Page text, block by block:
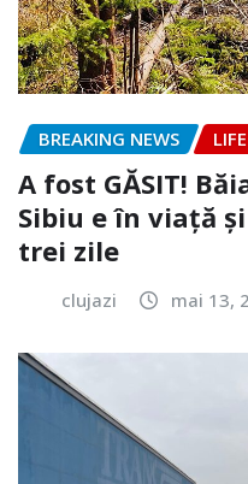
BREAKING NEWS
A fost GĂSIT!
Sibiu e în viață
trei zile
clujazi mai 13,